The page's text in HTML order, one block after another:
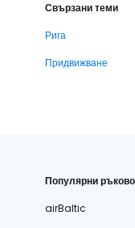
Свързани теми
Рига
Придвижване
Популярни
airBaltic